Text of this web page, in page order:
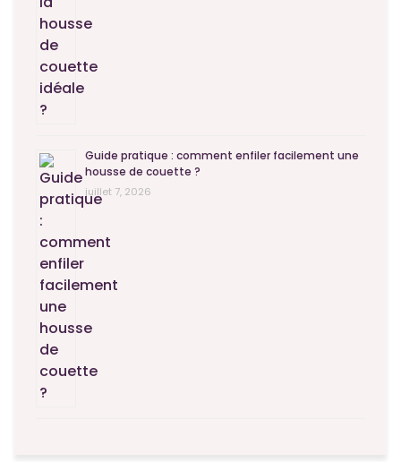
Guide pratique : comment enfiler facilement une
housse de couette ?
juillet 7, 2026